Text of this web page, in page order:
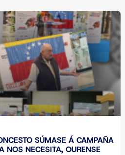
SÚMASE Á CAMPAÑA
NOS NECESITA, OURENSE